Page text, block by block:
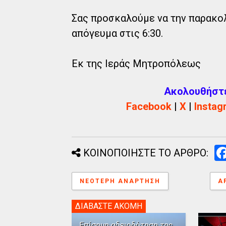
Σας προσκαλούμε να την
απόγευμα στις 6:30.
Εκ της Ιεράς Μητροπόλεως
Facebook| X|
ΚΟΙΝΟΠΟΙΗΣΤΕ ΤΟ ΑΡΘΡΟ:
ΝΕΌΤΕΡΗ ΑΝΆΡΤΗΣΗ
ΔΙΑΒΑΣΤΕ ΑΚΟΜΗ